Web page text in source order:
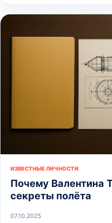
ИЗВЕСТНЫЕ ЛИЧНОСТИ
Почему Валентина
секреты полёта
07.10.2025